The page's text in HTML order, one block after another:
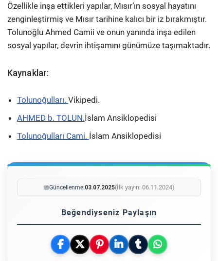
Özellikle inşa ettikleri yapılar, Mısır’ın sosyal hayatını
zenginleştirmiş ve Mısır tarihine kalıcı bir iz bırakmıştır.
Tolunoğlu Ahmed Camii ve onun yanında inşa edilen
sosyal yapılar, devrin ihtişamını günümüze taşımaktadır.
Kaynaklar:
Tolunoğulları. Vikipedi.
AHMED b. TOLUN.İslam Ansiklopedisi
Tolunoğulları Cami. İslam Ansiklopedisi
📅Güncellenme:03.07.2025(İlk yayın: 06.11.2024)
Beğendiyseniz Paylaşın